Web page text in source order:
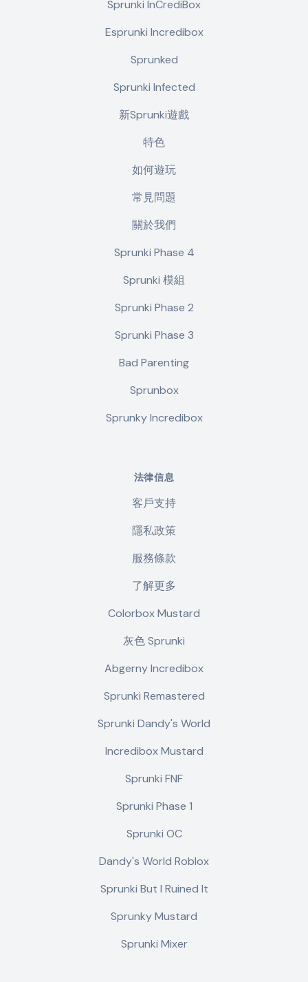
Sprunki InCrediBox
Esprunki Incredibox
Sprunked
Sprunki Infected
新Sprunki遊戲
特色
如何遊玩
常見問題
關於我們
Sprunki Phase 4
Sprunki 模組
Sprunki Phase 2
Sprunki Phase 3
Bad Parenting
Sprunbox
Sprunky Incredibox
法律信息
客戶支持
隱私政策
服務條款
了解更多
Colorbox Mustard
灰色 Sprunki
Abgerny Incredibox
Sprunki Remastered
Sprunki Dandy's World
Incredibox Mustard
Sprunki FNF
Sprunki Phase 1
Sprunki OC
Dandy's World Roblox
Sprunki But I Ruined It
Sprunky Mustard
Sprunki Mixer